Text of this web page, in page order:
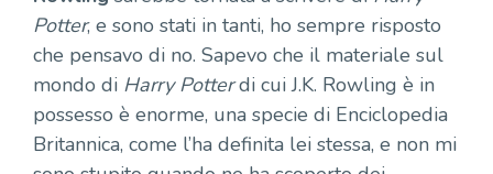
Potter, e sono stati in tanti, ho sempre risposto
che pensavo di no. Sapevo che il materiale sul
mondo di Harry Potterdi cui J.K. Rowling è in
possesso è enorme, una specie di Enciclopedia
Britannica, come l’ha definita lei stessa, e non mi